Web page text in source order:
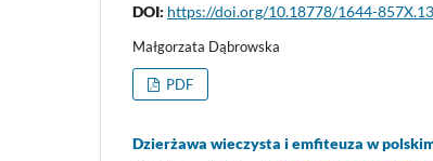
DOI: https://doi.org/10.18778/1644-
Małgorzata Dąbrowska
PDF
Dzierżawa wieczysta i emfiteuza w